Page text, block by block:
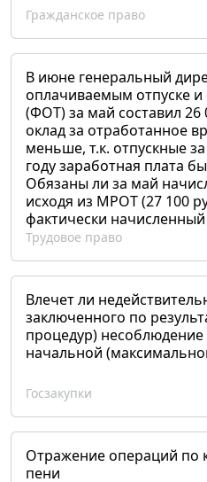
Гражданское право
В июне генеральный
оплачиваемым отпуске и
(ФОТ) за май составил 26
оклад за отработанное
меньше, т.к. отпускные
году заработная плата
Обязаны ли за май
исходя из МРОТ (27 100
фактически
Трудовое право
Влечет ли
заключенного по
процедур)
начальной
Госзакупки
Отражение операций по
пени